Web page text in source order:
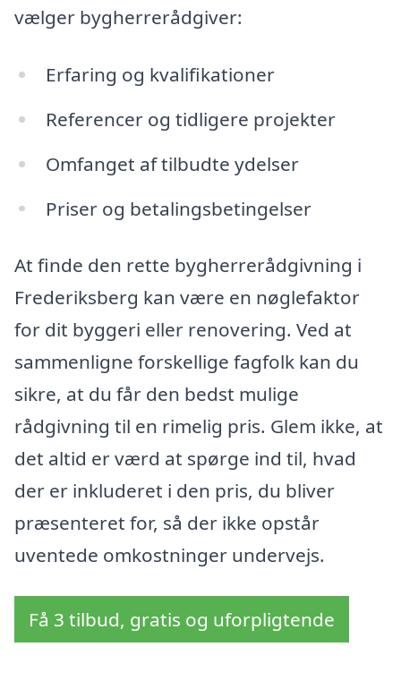
vælger bygherrerådgiver:
Erfaring og kvalifikationer
Referencer og tidligere projekter
Omfanget af tilbudte ydelser
Priser og betalingsbetingelser
At finde den rette bygherrerådgivning i
Frederiksberg kan være en nøglefaktor
for dit byggeri eller renovering. Ved at
sammenligne forskellige fagfolk kan du
sikre, at du får den bedst mulige
rådgivning til en rimelig pris. Glem ikke, at
det altid er værd at spørge ind til, hvad
der er inkluderet i den pris, du bliver
præsenteret for, så der ikke opstår
uventede omkostninger undervejs.
Få 3 tilbud, gratis og uforpligtende